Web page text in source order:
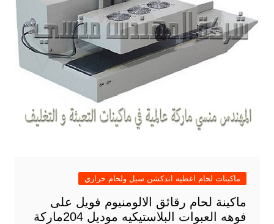
ماكينات لحام اغطيه اندكشن سيل ولحام حراري
ماكينة لحام رقائق الالومنيوم فويل على
فوهه العبوات البلاستيكيه موديل 204ماركة